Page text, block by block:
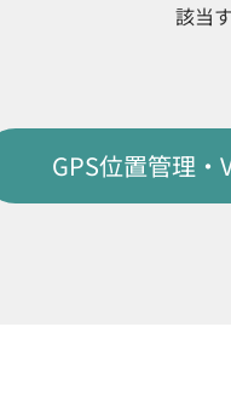
該当
GPS位置管理・